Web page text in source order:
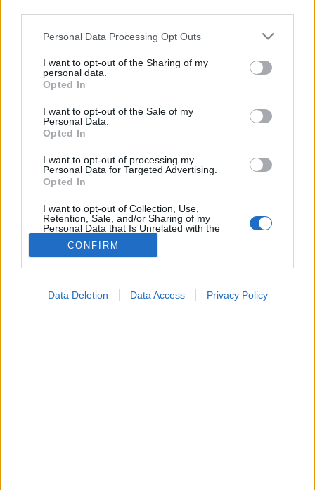
Please note that this website/app uses one or more Google
not limited to your visit or usage behaviour. You may click to
grant or deny consent to Google and its third-party tags to
use your data for below specified purposes in below Google
consent section.
Personal Data Processing Opt Outs
I want to opt-out of the Sharing of my
personal data.
Opted In
I want to opt-out of the Sale of my
Personal Data.
Opted In
I want to opt-out of processing my
Personal Data for Targeted Advertising.
Opted In
I want to opt-out of Collection, Use,
Retention, Sale, and/or Sharing of my
Personal Data that Is Unrelated with the
Purposes for which it was collected.
Opted Out
CONFIRM
Data Deletion Data Access Privacy Policy
Csokolade
Csokolade